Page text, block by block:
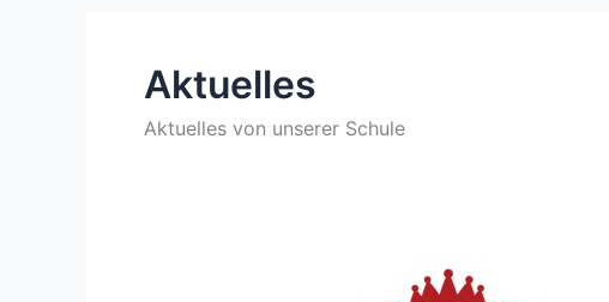
Aktuelles
Aktuelles von unserer Schule